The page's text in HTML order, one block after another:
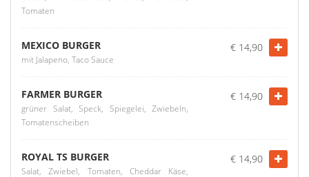
Tomaten
MEXICO BURGER
mit Jalapeno, Taco Sauce
€ 14,90
FARMER BURGER
grüner Salat, Speck, Spiegelei, Zwiebeln,
Tomatenscheiben
€ 14,90
ROYAL TS BURGER
Salat, Zwiebel, Tomaten, Cheddar Käse,
€ 14,90